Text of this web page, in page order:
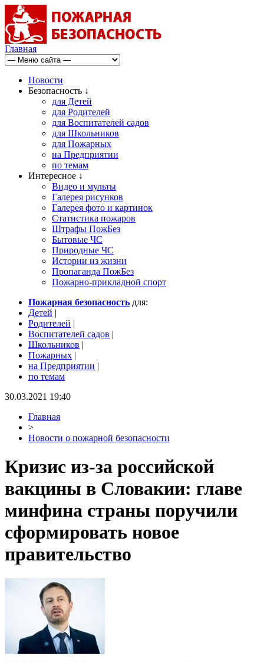
Главная
Новости
Безопасность ↓
для Детей
для Родителей
для Воспитателей садов
для Школьников
для Пожарных
на Предприятии
по темам
Интересное ↓
Видео и мульты
Галерея рисунков
Галерея фото и картинок
Статистика пожаров
Штрафы ПожБез
Бытовые ЧС
Природные ЧС
Истории из жизни
Пропаганда ПожБез
Пожарно-прикладной спорт
Пожарная безопасность для:
Детей |
Родителей |
Воспитателей садов |
Школьников |
Пожарных |
на Предприятии |
по темам
30.03.2021 19:40
Главная
>
Новости о пожарной безопасности
Кризис из-за российской
вакцины в Словакии: главе
минфина страны поручили
сформировать новое
правительство